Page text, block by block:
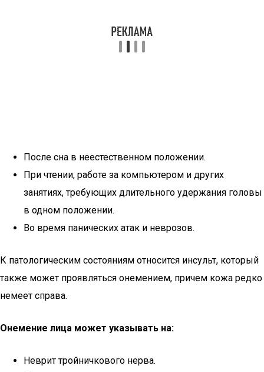
После сна в неестественном положении.
При чтении, работе за компьютером и других
занятиях, требующих длительного удержания головы
в одном положении.
Во время панических атак и неврозов.
К патологическим состояниям относится инсульт, который
также может проявляться онемением, причем кожа редко
немеет справа.
Онемение лица может указывать на:
Неврит тройничкового нерва.